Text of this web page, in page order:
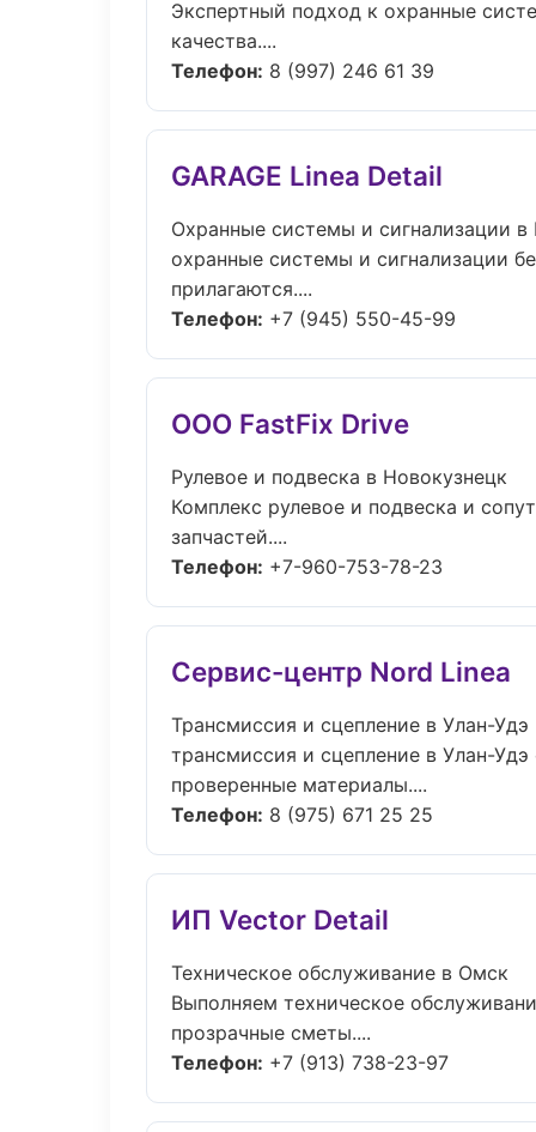
Экспертный подход к охранные
качества....
Телефон: 8 (997) 246 61 39
GARAGE Linea Detail
Охранные системы и сигнализации в
охранные системы и сигнализации
прилагаются....
Телефон: +7 (945) 550-45-99
ООО FastFix Drive
Рулевое и подвеска в Новокузнецк
Комплекс рулевое и подвеска и
запчастей....
Телефон: +7-960-753-78-23
Сервис-центр Nord Linea
Трансмиссия и сцепление в Улан-Удэ
трансмиссия и сцепление в Улан-
проверенные материалы....
Телефон: 8 (975) 671 25 25
ИП Vector Detail
Техническое обслуживание в Омск
Выполняем техническое
прозрачные сметы....
Телефон: +7 (913) 738-23-97